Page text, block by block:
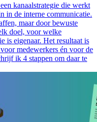
kanaalstrategie die werkt
in de interne communicatie.
maar door bewuste
doel, voor welke
is eigenaar. Het resultaat is
medewerkers én voor de
ik 4 stappen om daar te